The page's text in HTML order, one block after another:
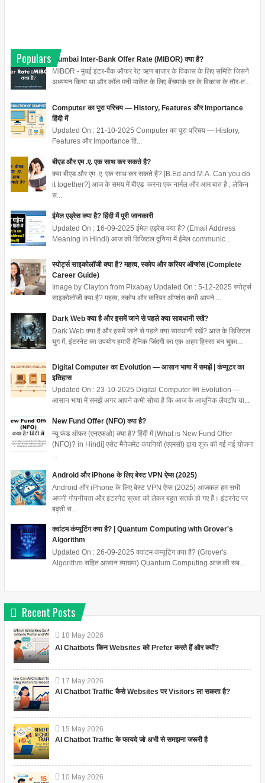
Populars
Mumbai Inter-Bank Offer Rate (MIBOR) क्या है?
MIBOR - मुंबई इंटर-बैंक ऑफर रेट ऋण बाजार के विकास के लिए समिति जिसने
अध्ययन किया था और कॉल मनी मार्केट के लिए बेंचमार्क दर के विकास के तौर-त...
Computer का पूरा परिचय — History, Features और Importance
हिंदी में
Updated On : 21-10-2025 Computer का पूरा परिचय — History,
Features और Importance हिं...
बीएड और एम .ए. एक साथ कर सकते है?
क्या बीएड और एम .ए. एक साथ कर सकते है? [B.Ed and M.A. Can you do
it together?] आज के समय में बीएड करना एक नार्मल और आम बात है , लेकिन
स...
ईमेल एड्रेस क्या है? हिंदी में पूरी जानकारी
Updated On : 16-09-2025 ईमेल एड्रेस क्या है? (Email Address
Meaning in Hindi) आज की डिजिटल दुनिया में ईमेल communic...
स्पोर्ट्स साइकोलॉजी क्या है? महत्व, स्कोप और करियर ऑप्शंस (Complete
Career Guide)
Image by Clayton from Pixabay Updated On : 5-12-2025 स्पोर्ट्स
साइकोलॉजी क्या है? महत्व, स्कोप और करियर ऑप्शंस कभी आपने ...
Dark Web क्या है और इसमें जाने से पहले क्या सावधानी रखें?
Dark Web क्या है और इसमें जाने से पहले क्या सावधानी रखें? आज के डिजिटल
युग में, इंटरनेट का उपयोग हमारी दैनिक जिंदगी का एक अहम हिस्सा बन चुका...
Digital Computer का Evolution — आसान भाषा में समझें | कंप्यूटर का
इतिहास
Updated On : 23-10-2025 Digital Computer का Evolution —
आसान भाषा में समझें अगर आपने कभी सोचा है कि आज के आधुनिक लैपटॉप या...
New Fund Offer (NFO) क्या है?
न्यू फंड ऑफर (एनएफओ) क्या है? हिंदी में [What is New Fund Offer
(NFO)? in Hindi] एसेट मैनेजमेंट कंपनियों (एएमसी) द्वारा शुरू की गई नई योजना
Android और iPhone के लिए बेस्ट VPN ऐप्स (2025)
Android और iPhone के लिए बेस्ट VPN ऐप्स (2025) आजकल हम सभी
अपनी गोपनीयता और इंटरनेट सुरक्षा को लेकर बहुत सतर्क हो गए हैं। इंटरनेट पर
बढ़ती स...
क्वांटम कंप्यूटिंग क्या है? | Quantum Computing with Grover's
Algorithm
Updated On : 26-09-2025 क्वांटम कंप्यूटिंग क्या है? (Grover's
Algorithm सहित आसान व्याख्या) Quantum Computing आज की सब...
Recent Posts
18 May 2026
AI Chatbots किन Websites को Prefer करते हैं और क्यों?
17 May 2026
AI Chatbot Traffic कैसे Websites पर Visitors ला सकता है?
15 May 2026
AI Chatbot Traffic के फायदे जो अभी से समझना जरूरी है
10 May 2026